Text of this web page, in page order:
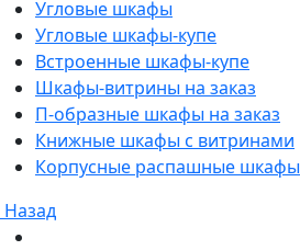
Угловые шкафы
Угловые шкафы-купе
Встроенные шкафы-купе
Шкафы-витрины на заказ
П-образные шкафы на заказ
Книжные шкафы с витринами
Корпусные распашные шкафы
Назад